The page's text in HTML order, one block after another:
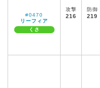
#0470
リーフィア
くさ
攻撃
216
防御
219